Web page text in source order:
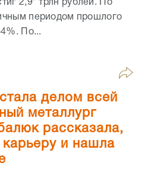
2,9* трлн рублей. По
периодом прошлого
По...
делом всей
металлург
рассказала,
карьеру и нашла